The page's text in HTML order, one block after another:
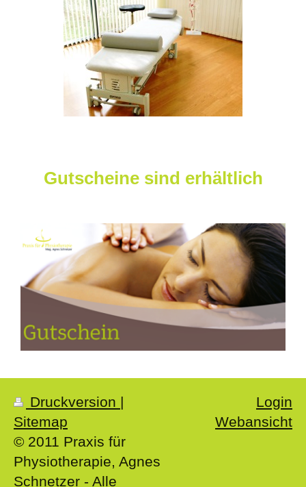
Gutscheine sind erhältlich
Druckversion |
Sitemap
© 2011 Praxis für
Physiotherapie, Agnes
Schnetzer - Alle
Login
Webansicht